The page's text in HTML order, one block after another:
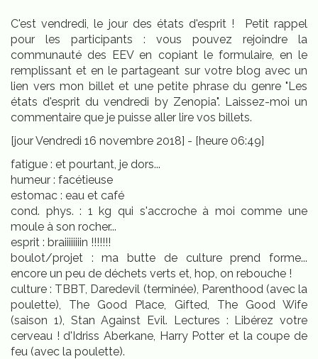
C'est vendredi, le jour des états d'esprit ! Petit rappel
pour les participants : vous pouvez rejoindre la
communauté des EEV en copiant le formulaire, en le
remplissant et en le partageant sur votre blog avec un
lien vers mon billet et une petite phrase du genre "Les
états d'esprit du vendredi by Zenopia". Laissez-moi un
commentaire que je puisse aller lire vos billets.
[jour Vendredi 16 novembre 2018] - [heure 06:49]
fatigue : et pourtant, je dors...
humeur : facétieuse
estomac : eau et café
cond. phys. : 1 kg qui s'accroche à moi comme une
moule à son rocher...
esprit : braiiiiiiiin !!!!!!!
boulot/projet : ma butte de culture prend forme...
encore un peu de déchets verts et, hop, on rebouche !
culture : TBBT, Daredevil (terminée), Parenthood (avec la
poulette), The Good Place, Gifted, The Good Wife
(saison 1), Stan Against Evil. Lectures : Libérez votre
cerveau ! d'Idriss Aberkane, Harry Potter et la coupe de
feu (avec la poulette).